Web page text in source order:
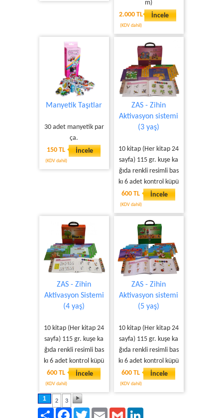
m)
2.000 TL
(KDV dahil)
İncele
Manyetik Taşıtlar
30 adet manyetik par
ça.
150 TL
(KDV dahil)
İncele
ZAS - Zihin
Aktivasyon sistemi
(3 yaş)
10 kitap (Her kitap 24
sayfa) 115 gr. kuşe ka
ğıda renkli resimli bas
kı 6 adet kontrol küpü
600 TL
(KDV dahil)
İncele
ZAS - Zihin
Aktivasyon Sistemi
(4 yaş)
10 kitap (Her kitap 24
sayfa) 115 gr. kuşe ka
ğıda renkli resimli bas
kı 6 adet kontrol küpü
600 TL
(KDV dahil)
İncele
ZAS - Zihin
Aktivasyon sistemi
(5 yaş)
10 kitap (Her kitap 24
sayfa) 115 gr. kuşe ka
ğıda renkli resimli bas
kı 6 adet kontrol küpü
600 TL
(KDV dahil)
İncele
1 2 3
PaylaşFacebook
TwitterEmailGmail